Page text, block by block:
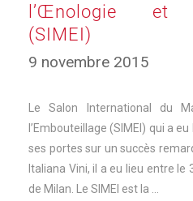
l’Œnologie et
(SIMEI)
9 novembre 2015
Le Salon International du
l’Embouteillage (SIMEI) qui a
ses portes sur un succès
Italiana Vini, il a eu lieu entre le
de Milan. Le SIMEI est la …